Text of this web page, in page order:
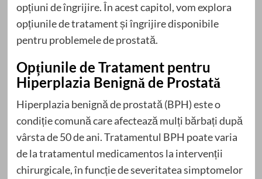
opțiuni de îngrijire. În acest capitol, vom explora
opțiunile de tratament și îngrijire disponibile
pentru problemele de prostată.
Opțiunile de Tratament pentru
Hiperplazia Benignă de Prostată
Hiperplazia benignă de prostată (BPH) este o
condiție comună care afectează mulți bărbați după
vârsta de 50 de ani. Tratamentul BPH poate varia
de la tratamentul medicamentos la intervenții
chirurgicale, în funcție de severitatea simptomelor